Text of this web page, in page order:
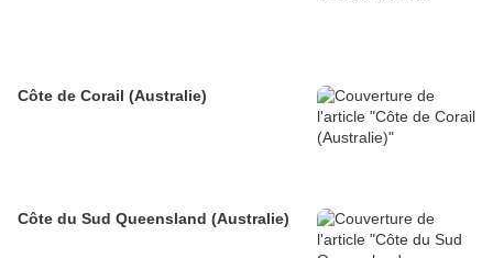
Côte de Corail (Australie)
Côte du Sud Queensland (Australie)